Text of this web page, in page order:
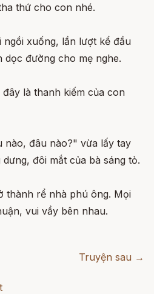
thứ cho con nhé.
ngồi xuống, lần lượt kể đầu
đường cho mẹ nghe.
là thanh kiếm của con
nào, đâu nào?" vừa lấy tay
đôi mắt của bà sáng tỏ.
thành rể nhà phú ông. Mọi
vui vầy bên nhau.
Truyện sau →